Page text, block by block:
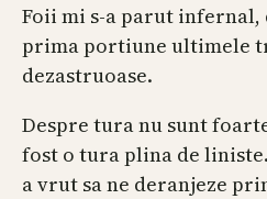
Foii mi s-a parut infernal,
prima portiune ultimele
dezastruoase.
Despre tura nu sunt
fost o tura plina de
a vrut sa ne deranjeze